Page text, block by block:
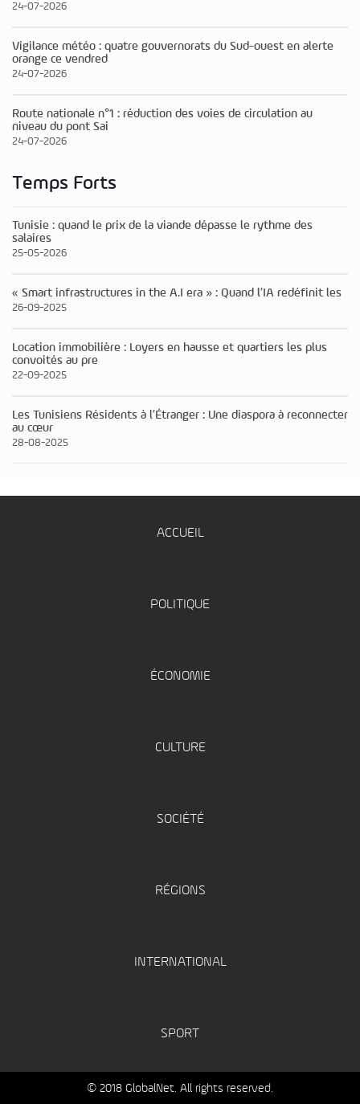
24-07-2026
Vigilance météo : quatre gouvernorats du Sud-ouest en alerte
orange ce vendred
24-07-2026
Route nationale n°1 : réduction des voies de circulation au
niveau du pont Sai
24-07-2026
Temps Forts
Tunisie : quand le prix de la viande dépasse le rythme des
salaires
25-05-2026
« Smart infrastructures in the A.I era » : Quand l’IA redéfinit les
26-09-2025
Location immobilière : Loyers en hausse et quartiers les plus
convoités au pre
22-09-2025
Les Tunisiens Résidents à l’Étranger : Une diaspora à reconnecter
au cœur
28-08-2025
ACCUEIL
POLITIQUE
ÉCONOMIE
CULTURE
SOCIÉTÉ
RÉGIONS
INTERNATIONAL
SPORT
© 2018 GlobalNet. All rights reserved.